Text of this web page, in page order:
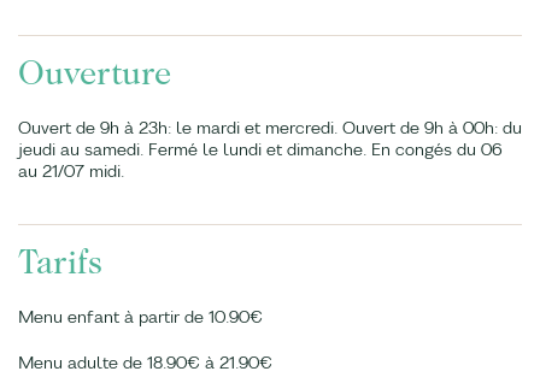
Ouverture
Ouvert de 9h à 23h: le mardi et mercredi. Ouvert de 9h à 00h: du
jeudi au samedi. Fermé le lundi et dimanche. En congés du 06
au 21/07 midi.
Tarifs
Menu enfant à partir de 10.90€
Menu adulte de 18.90€ à 21.90€